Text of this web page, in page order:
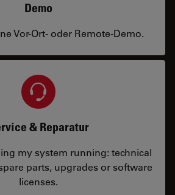
Demo
Vor-Ort- oder Remote-Demo.
& Reparatur
my system running: technical
parts, upgrades or software
licenses.